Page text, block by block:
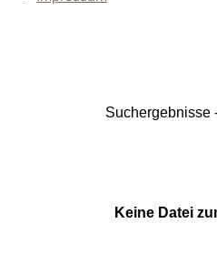
Suchergebnisse
Keine Datei